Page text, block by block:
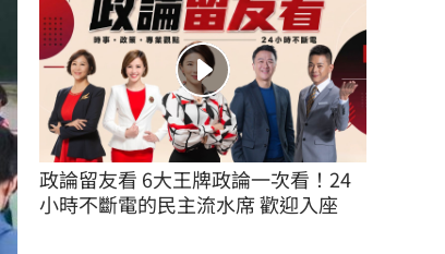
政論留友看 6大王牌政論一次看！24
小時不斷電的民主流水席 歡迎入座